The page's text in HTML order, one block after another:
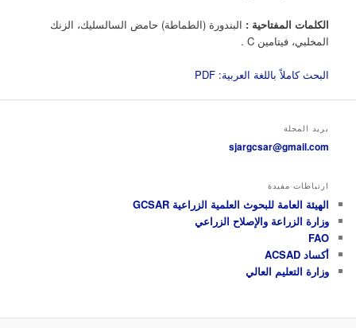
الكلمات المفتاحية : البندورة (الطماطة) حامض السالسليك، الزنك
المخلبي، فيتامين C .
البحث كاملاً باللغة العربية: PDF
بريد المجلة
sjargcsar@gmail.com
ارتباطات مفيدة
الهيئة العامة للبحوث العلمية الزراعية GCSAR
وزارة الزراعة والإصلاح الزراعي
FAO
أكساد ACSAD
وزارة التعليم العالي